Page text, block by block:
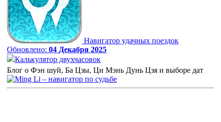
Навигатор удачных поездок
Обновлено: 04 Декабря 2025
Калькулятор двухчасовок
Блог о Фэн шуй, Ба Цзы, Ци Мэнь Дунь Цзя и выборе дат